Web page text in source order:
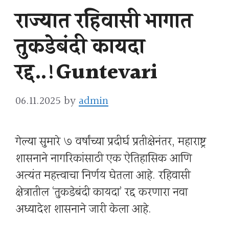
राज्यात रहिवासी भागात
तुकडेबंदी कायदा
रद्द..!Guntevari
06.11.2025 byadmin
गेल्या सुमारे ७ वर्षांच्या प्रदीर्घ प्रतीक्षेनंतर, महाराष्ट्र
शासनाने नागरिकांसाठी एक ऐतिहासिक आणि
अत्यंत महत्त्वाचा निर्णय घेतला आहे. रहिवासी
क्षेत्रातील ‘तुकडेबंदी कायदा’ रद्द करणारा नवा
अध्यादेश शासनाने जारी केला आहे.